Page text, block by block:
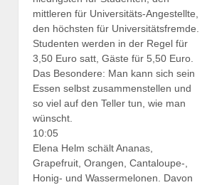
mittleren für Universitäts-Angestellte,
den höchsten für Universitätsfremde.
Studenten werden in der Regel für
3,50 Euro satt, Gäste für 5,50 Euro.
Das Besondere: Man kann sich sein
Essen selbst zusammenstellen und
so viel auf den Teller tun, wie man
wünscht.
10:05
Elena Helm schält Ananas,
Grapefruit, Orangen, Cantaloupe-,
Honig- und Wassermelonen. Davon